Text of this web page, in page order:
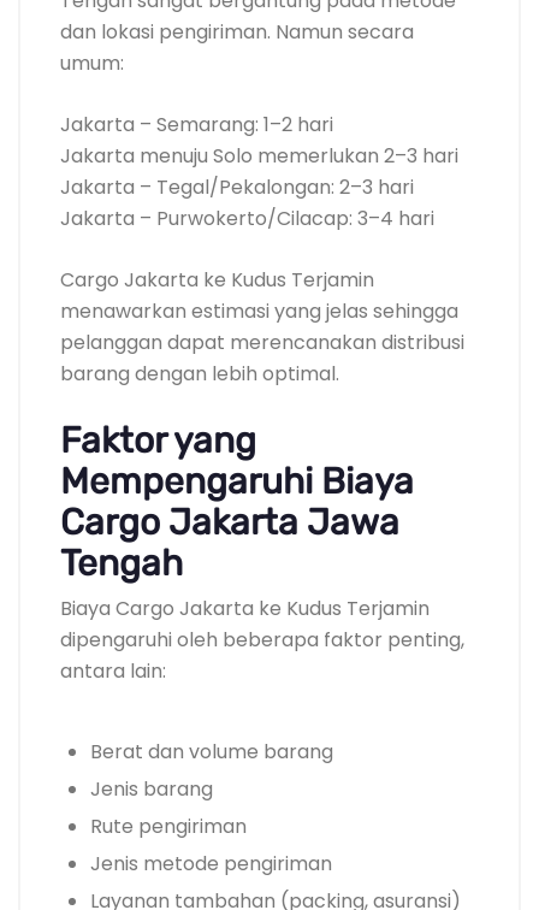
dan lokasi pengiriman. Namun secara
umum:
Jakarta – Semarang: 1–2 hari
Jakarta menuju Solo memerlukan 2–3 hari
Jakarta – Tegal/Pekalongan: 2–3 hari
Jakarta – Purwokerto/Cilacap: 3–4 hari
Cargo Jakarta ke Kudus Terjamin
menawarkan estimasi yang jelas sehingga
pelanggan dapat merencanakan distribusi
barang dengan lebih optimal.
Faktor yang
Mempengaruhi Biaya
Cargo Jakarta Jawa
Tengah
Biaya Cargo Jakarta ke Kudus Terjamin
dipengaruhi oleh beberapa faktor penting,
antara lain:
Berat dan volume barang
Jenis barang
Rute pengiriman
Jenis metode pengiriman
Layanan tambahan (packing, asuransi)